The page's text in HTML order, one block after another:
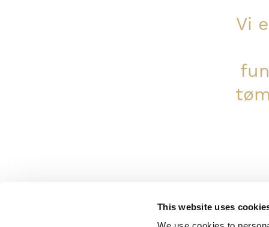
This website uses
Vi